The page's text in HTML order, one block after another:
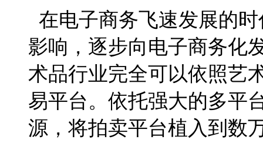
在电子商务飞速发展的
影响，逐步向电子商务化
术品行业完全可以依照艺
易平台。 依托强大的多平
源，将拍卖平台植入到数